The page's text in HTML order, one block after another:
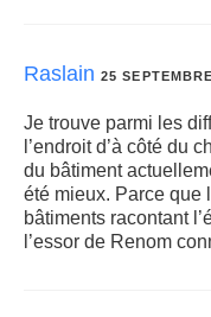
Raslain 25
Je trouve parmi les
l’endroit d’à côté du
du bâtiment
été mieux. Parce que
bâtiments racontant
l’essor de Renom